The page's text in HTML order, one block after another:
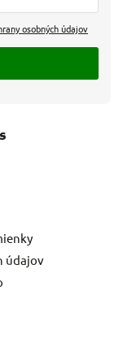
údajov
osobných údajov